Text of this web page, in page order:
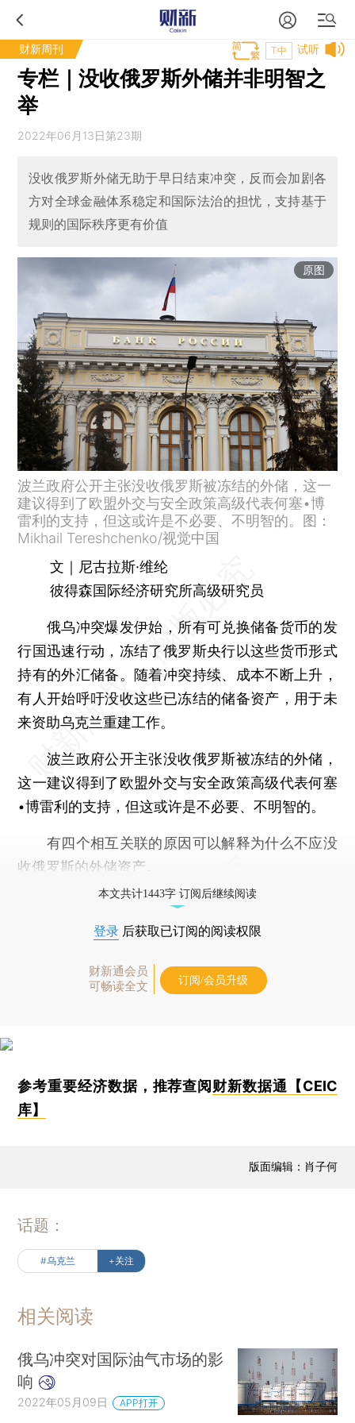
财新周刊 试听
T中
专栏｜没收俄罗斯外储并非明智之
举
2022年06月13日第23期
没收俄罗斯外储无助于早日结束冲突，反而会加剧各
方对全球金融体系稳定和国际法治的担忧，支持基于
规则的国际秩序更有价值
原图
波兰政府公开主张没收俄罗斯被冻结的外储，这一
建议得到了欧盟外交与安全政策高级代表何塞•博
雷利的支持，但这或许是不必要、不明智的。图：
Mikhail Tereshchenko/视觉中国
文｜尼古拉斯·维纶
彼得森国际经济研究所高级研究员
俄乌冲突爆发伊始，所有可兑换储备货币的发
行国迅速行动，冻结了俄罗斯央行以这些货币形式
持有的外汇储备。随着冲突持续、成本不断上升，
有人开始呼吁没收这些已冻结的储备资产，用于未
来资助乌克兰重建工作。
波兰政府公开主张没收俄罗斯被冻结的外储，
这一建议得到了欧盟外交与安全政策高级代表何塞
•博雷利的支持，但这或许是不必要、不明智的。
有四个相互关联的原因可以解释为什么不应没
收俄罗斯的外储资产。
本文共计1443字 订阅后继续阅读
登录 后获取已订阅的阅读权限
财新通会员
可畅读全文
订阅/会员升级
参考重要经济数据，推荐查阅财新数据通【CEIC
库】
版面编辑：肖子何
话题：
#乌克兰 +关注
相关阅读
俄乌冲突对国际油气市场的影
响
2022年05月09日 APP打开